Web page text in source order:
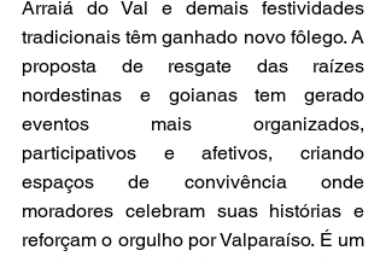
Arraiá do Val e demais festividades
tradicionais têm ganhado novo fôlego. A
proposta de resgate das raízes
nordestinas e goianas tem gerado
eventos mais organizados,
participativos e afetivos, criando
espaços de convivência onde
moradores celebram suas histórias e
reforçam o orgulho por Valparaíso. É um